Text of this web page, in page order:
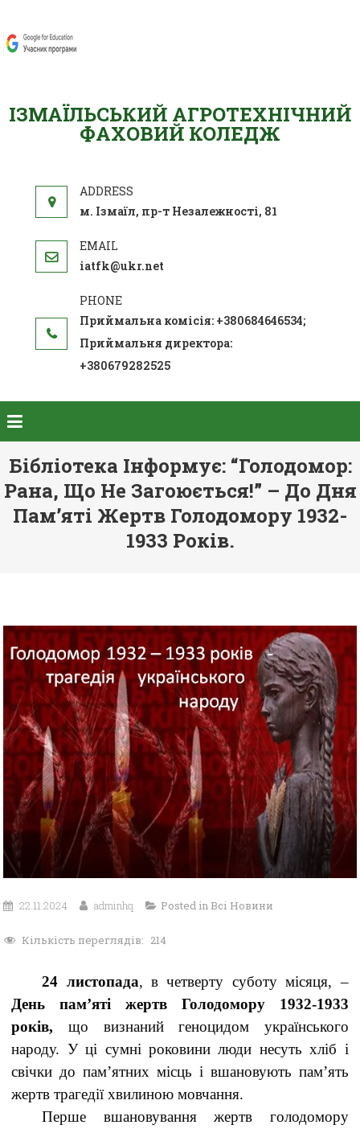
ІЗМАЇЛЬСЬКИЙ АГРОТЕХНІЧНИЙ
ФАХОВИЙ КОЛЕДЖ
м. Ізмаїл, пр-т Незалежності, 81
iatfk@ukr.net
Приймальна комісія: +380684646534;
Приймальня директора:
+380679282525
Бібліотека Інформує: “Голодомор:
Рана, Що Не Загоюється!” – До Дня
Пам’яті Жертв Голодомору 1932-
1933 Років.
22.11.2024 adminhq Posted in Всі Новини
Кількість переглядів: 214
24 листопада, в четверту суботу місяця, –
День пам’яті жертв Голодомору 1932-1933
років, що визнаний геноцидом українського
народу. У ці сумні роковини люди несуть хліб і
свічки до пам’ятних місць і вшановують пам’ять
жертв трагедії хвилиною мовчання.
Перше вшановування жертв голодомору